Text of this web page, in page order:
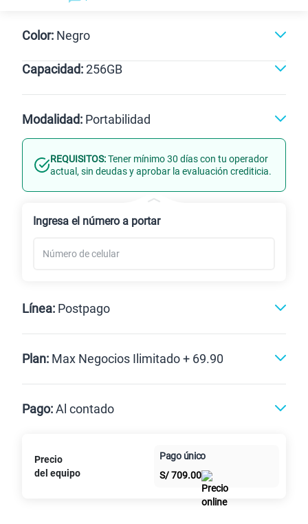
Color: Negro
Negro
Capacidad:256GB
256GB
Modalidad: Portabilidad
Línea Nueva Portabilidad
REQUISITOS:Tener mínimo 30 días con tu operador
actual, sin deudas y aprobar la evaluación crediticia.
Ingresa el número a portar
Línea: Postpago
Postpago
Plan: Max Negocios Ilimitado + 69.90
Paga solo
125GBen alta velocidad
S/ 79.90
50% dto. x 6 meses
Pago:Al contado
Al contado Cuotas Claro
Precio
del equipo
Pago único
S/709.00